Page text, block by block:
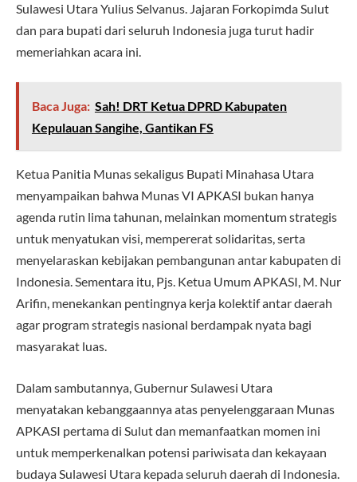
Sulawesi Utara Yulius Selvanus. Jajaran Forkopimda Sulut
dan para bupati dari seluruh Indonesia juga turut hadir
memeriahkan acara ini.
Baca Juga: Sah! DRT Ketua DPRD Kabupaten
Kepulauan Sangihe, Gantikan FS
Ketua Panitia Munas sekaligus Bupati Minahasa Utara
menyampaikan bahwa Munas VI APKASI bukan hanya
agenda rutin lima tahunan, melainkan momentum strategis
untuk menyatukan visi, mempererat solidaritas, serta
menyelaraskan kebijakan pembangunan antar kabupaten di
Indonesia. Sementara itu, Pjs. Ketua Umum APKASI, M. Nur
Arifin, menekankan pentingnya kerja kolektif antar daerah
agar program strategis nasional berdampak nyata bagi
masyarakat luas.
Dalam sambutannya, Gubernur Sulawesi Utara
menyatakan kebanggaannya atas penyelenggaraan Munas
APKASI pertama di Sulut dan memanfaatkan momen ini
untuk memperkenalkan potensi pariwisata dan kekayaan
budaya Sulawesi Utara kepada seluruh daerah di Indonesia.